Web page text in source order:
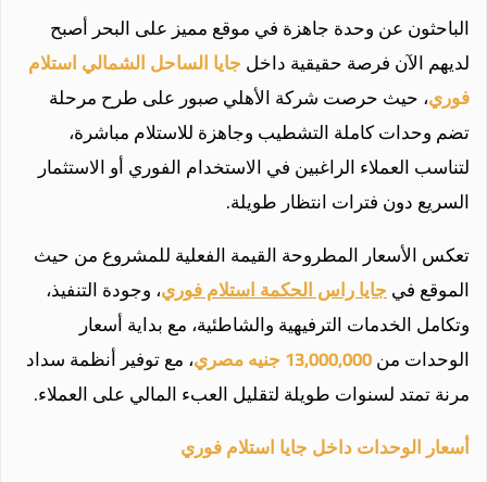
الباحثون عن وحدة جاهزة في موقع مميز على البحر أصبح
لديهم الآن فرصة حقيقية داخلجايا الساحل الشمالي استلام
فوري، حيث حرصت شركة الأهلي صبور على طرح مرحلة
تضم وحدات كاملة التشطيب وجاهزة للاستلام مباشرة،
لتناسب العملاء الراغبين في الاستخدام الفوري أو الاستثمار
السريع دون فترات انتظار طويلة.
تعكس الأسعار المطروحة القيمة الفعلية للمشروع من حيث
الموقع فيجايا راس الحكمة استلام فوري، وجودة التنفيذ،
وتكامل الخدمات الترفيهية والشاطئية، مع بداية أسعار
الوحدات من13,000,000 جنيه مصري
، مع توفير أنظمة سداد
مرنة تمتد لسنوات طويلة لتقليل العبء المالي على العملاء.
أسعار الوحدات داخل جايا استلام فوري